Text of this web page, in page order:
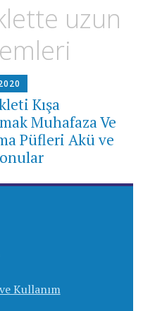
uzun
Kışa
Muhafaza Ve
Püfleri Akü ve
Kullanım